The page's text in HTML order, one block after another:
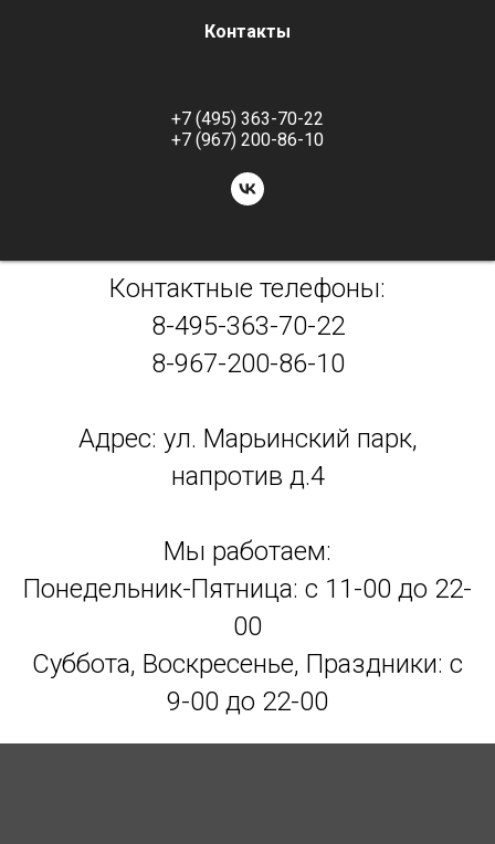
Контакты
+7 (495) 363-70-22
+7 (967) 200-86-10
Контактные телефоны:
8-495-363-70-22
8-967-200-86-10
Адрес: ул. Марьинский парк,
напротив д.4
Мы работаем:
Понедельник-Пятница: с 11-00 до 22-
00
Суббота, Воскресенье, Праздники: с
9-00 до 22-00